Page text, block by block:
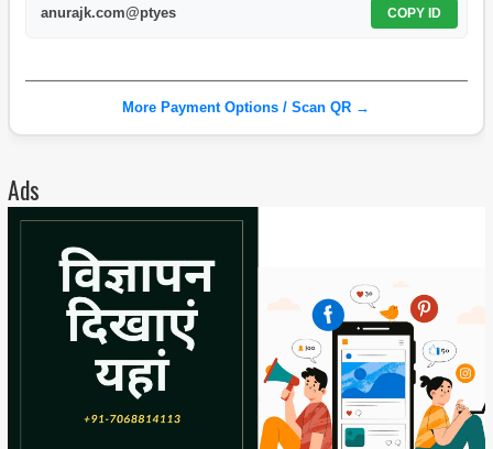
anurajk.com@ptyes COPY ID
More Payment Options / Scan QR →
Ads